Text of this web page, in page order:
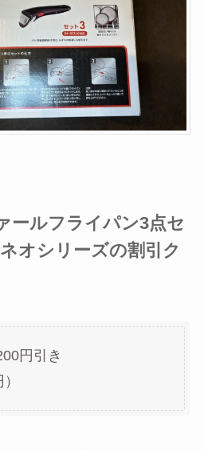
ールフライパン3点セ
オシリーズの割引ク
円引き